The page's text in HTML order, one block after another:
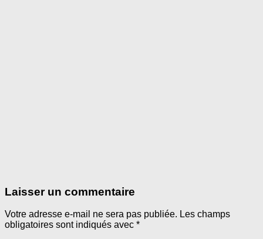
Laisser un commentaire
Votre adresse e-mail ne sera pas publiée. Les champs
obligatoires sont indiqués avec *